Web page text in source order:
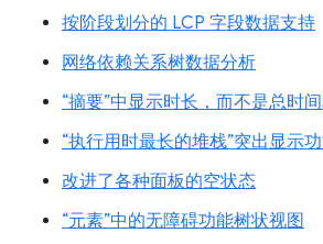
按阶段划分的 LCP 字段数据支持
网络依赖关系树数据分析
“摘要”中显示时长，而不是总时
“执行用时最长的堆栈”突出显示
改进了各种面板的空状态
“元素”中的无障碍功能树状视图